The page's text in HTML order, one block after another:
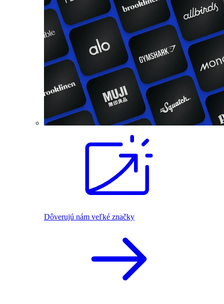
Dôverujú nám veľké značky